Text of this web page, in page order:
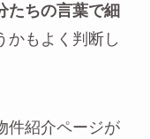
たちの言葉で細
かもよく判断し
件紹介ページが